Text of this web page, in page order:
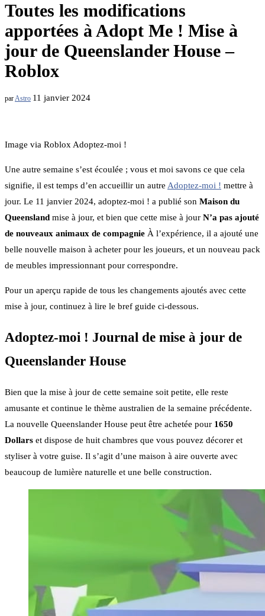
Toutes les modifications
apportées à Adopt Me ! Mise à
jour de Queenslander House –
Roblox
parAstro 11 janvier 2024
Image via Roblox Adoptez-moi !
Une autre semaine s’est écoulée ; vous et moi savons ce que cela
signifie, il est temps d’en accueillir un autre Adoptez-moi ! mettre à
jour. Le 11 janvier 2024, adoptez-moi ! a publié son Maison du
Queensland mise à jour, et bien que cette mise à jour N’a pas ajouté
de nouveaux animaux de compagnie À l’expérience, il a ajouté une
belle nouvelle maison à acheter pour les joueurs, et un nouveau pack
de meubles impressionnant pour correspondre.
Pour un aperçu rapide de tous les changements ajoutés avec cette
mise à jour, continuez à lire le bref guide ci-dessous.
Adoptez-moi ! Journal de mise à jour de
Queenslander House
Bien que la mise à jour de cette semaine soit petite, elle reste
amusante et continue le thème australien de la semaine précédente.
La nouvelle Queenslander House peut être achetée pour 1650
Dollars et dispose de huit chambres que vous pouvez décorer et
styliser à votre guise. Il s’agit d’une maison à aire ouverte avec
beaucoup de lumière naturelle et une belle construction.